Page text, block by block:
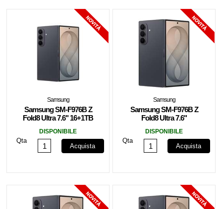
Samsung
Samsung SM-F976B Z
Fold8 Ultra 7.6" 16+1TB
DISPONIBILE
Qta
Acquista
Samsung
Samsung SM-F976B Z
Fold8 Ultra 7.6"
DISPONIBILE
Qta
Acquista